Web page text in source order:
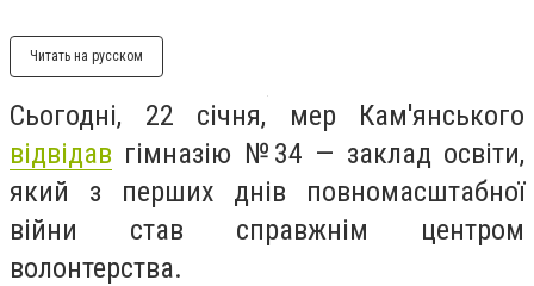
Читать на русском
Сьогодні, 22 січня, мер Кам'янського
відвідав гімназію №34 — заклад освіти,
який з перших днів повномасштабної
війни став справжнім центром
волонтерства.